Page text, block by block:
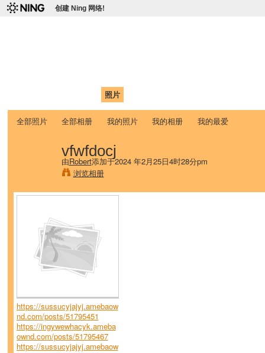
创建 Ning 网络!
照片
全部照片 全部相册 我的照片 我的相册 我的最爱
vfwfdocj
由Robert添加于2024 年2月25日4时28分pm
浏览相册
https://sussucyjajyj.amebaow
nd.com/posts/51795451
https://ingywewhacyk.ameba
ownd.com/posts/51795467
https://sussucyjajyj.amebaow